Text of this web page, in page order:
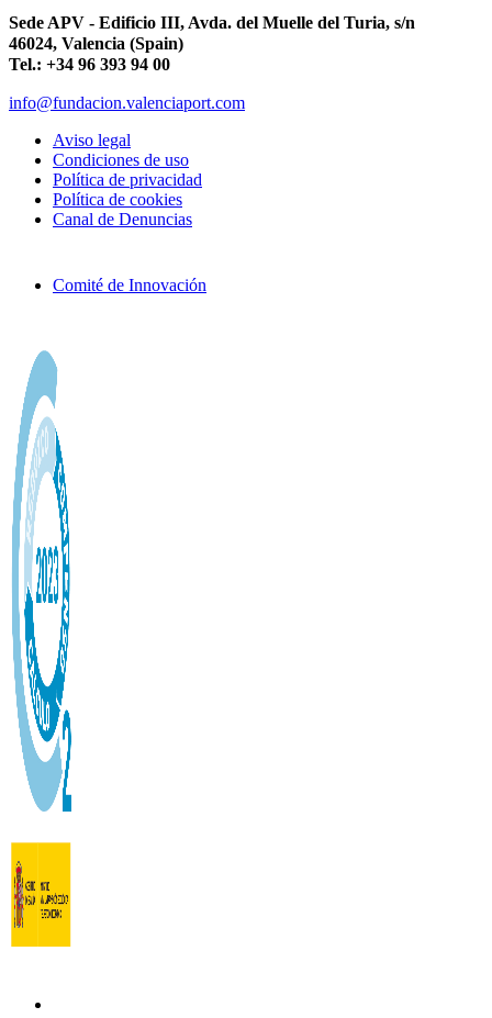
Sede APV - Edificio III, Avda. del Muelle del Turia, s/n
46024, Valencia (Spain)
Tel.: +34 96 393 94 00
info@fundacion.valenciaport.com
Aviso legal
Condiciones de uso
Política de privacidad
Política de cookies
Canal de Denuncias
Comité de Innovación